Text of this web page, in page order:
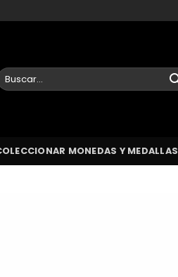
MONEDAS Y MEDALLAS